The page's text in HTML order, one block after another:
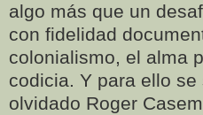
algo más que un
con fidelidad
colonialismo, el alma
codicia. Y para ello
olvidado Roger